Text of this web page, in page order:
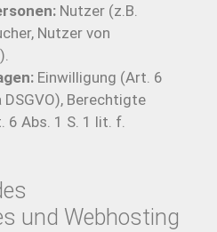
Nutzer (z.B.
Nutzer von
Einwilligung (Art. 6
DSGVO), Berechtigte
6 Abs. 1 S. 1 lit. f.
und Webhosting